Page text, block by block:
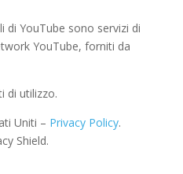
di YouTube sono servizi di
YouTube, forniti da
di utilizzo.
Uniti – Privacy Policy.
Shield.